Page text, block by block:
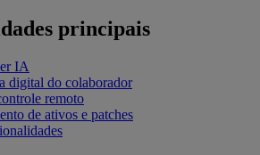
principais
IA
digital do colaborador
remoto
de ativos e patches